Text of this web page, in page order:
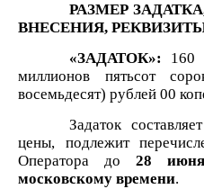
РАЗМЕР
ВНЕСЕНИЯ,
«ЗАДАТОК»: 160
миллионов пятьсот
восемьдесят) рублей 00
Задаток
цены, подлежит
Оператора до 28 июня
московскому времени.